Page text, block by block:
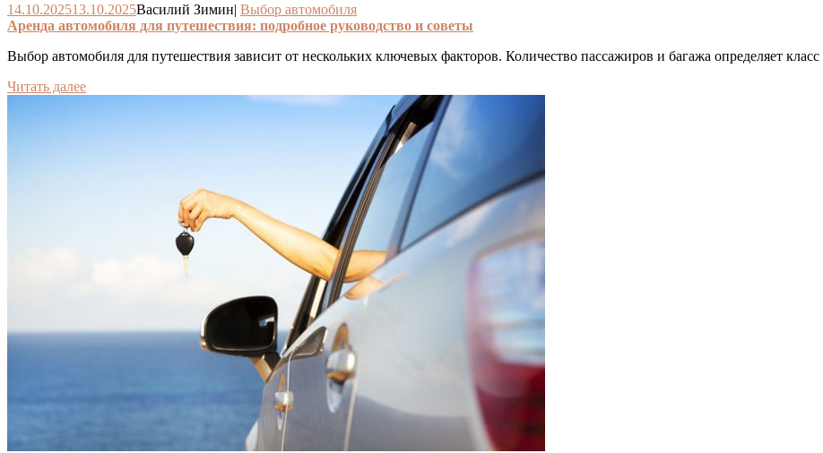
14.10.202513.10.2025Василий Зимин| Выбор автомобиля
Аренда автомобиля для путешествия: подробное руководство и советы
Выбор автомобиля для путешествия зависит от нескольких ключевых факторов. Количество пассажиров и багажа определяет
Читать далее